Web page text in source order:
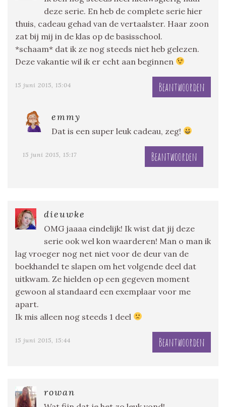
deze serie. En heb de complete serie hier
thuis, cadeau gehad van de vertaalster. Haar zoon
zat bij mij in de klas op de basisschool.
*schaam* dat ik ze nog steeds niet heb gelezen.
Deze vakantie wil ik er echt aan beginnen
15 juni 2015, 15:04 Beantwoorden
emmy
Dat is een super leuk cadeau, zeg!
15 juni 2015, 15:17 Beantwoorden
dieuwke
OMG jaaaa eindelijk! Ik wist dat jij deze
serie ook wel kon waarderen! Man o man ik
lag vroeger nog net niet voor de deur van de
boekhandel te slapen om het volgende deel dat
uitkwam. Ze hielden op een gegeven moment
gewoon al standaard een exemplaar voor me
apart.
Ik mis alleen nog steeds 1 deel
15 juni 2015, 15:44 Beantwoorden
rowan